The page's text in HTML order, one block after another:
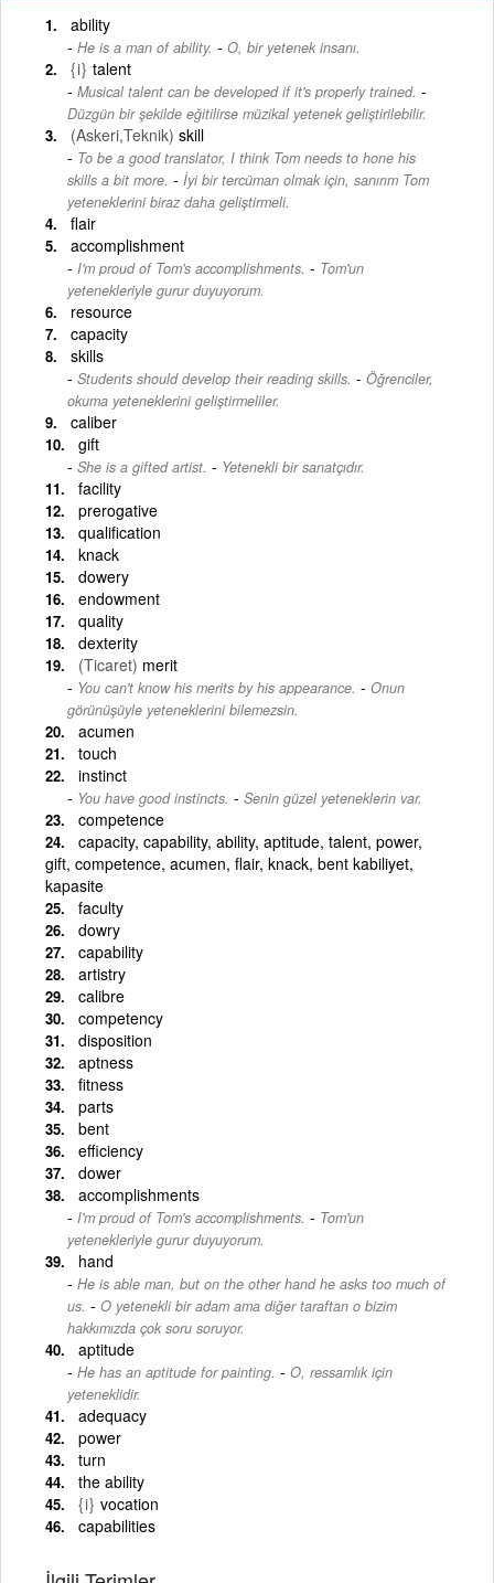
ability
He is a man of ability. - O, bir yetenek insanı.
{i} talent
Musical talent can be developed if it's properly trained. -
Düzgün bir şekilde eğitilirse müzikal yetenek geliştirilebilir.
(Askeri,Teknik) skill
To be a good translator, I think Tom needs to hone his
skills a bit more. - İyi bir tercüman olmak için, sanırım Tom
yeteneklerini biraz daha geliştirmeli.
flair
accomplishment
I'm proud of Tom's accomplishments. - Tom'un
yetenekleriyle gurur duyuyorum.
resource
capacity
skills
Students should develop their reading skills. - Öğrenciler,
okuma yeteneklerini geliştirmeliler.
caliber
gift
She is a gifted artist. - Yetenekli bir sanatçıdır.
facility
prerogative
qualification
knack
dowery
endowment
quality
dexterity
(Ticaret) merit
You can't know his merits by his appearance. - Onun
görünüşüyle yeteneklerini bilemezsin.
acumen
touch
instinct
You have good instincts. - Senin güzel yeteneklerin var.
competence
capacity, capability, ability, aptitude, talent, power,
gift, competence, acumen, flair, knack, bent kabiliyet,
kapasite
faculty
dowry
capability
artistry
calibre
competency
disposition
aptness
fitness
parts
bent
efficiency
dower
accomplishments
I'm proud of Tom's accomplishments. - Tom'un
yetenekleriyle gurur duyuyorum.
hand
He is able man, but on the other hand he asks too much of
us. - O yetenekli bir adam ama diğer taraftan o bizim
hakkımızda çok soru soruyor.
aptitude
He has an aptitude for painting. - O, ressamlık için
yeteneklidir.
adequacy
power
turn
the ability
{i} vocation
capabilities